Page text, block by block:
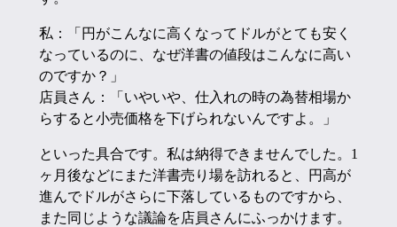
私：「円がこんなに高くなってドルがとても安く
なっているのに、なぜ洋書の値段はこんなに高い
のですか？」
店員さん：「いやいや、仕入れの時の為替相場か
らすると小売価格を下げられないんですよ。」
といった具合です。私は納得できませんでした。1
ヶ月後などにまた洋書売り場を訪れると、円高が
進んでドルがさらに下落しているものですから、
また同じような議論を店員さんにふっかけます。